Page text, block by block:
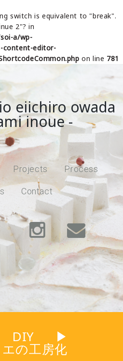
switch is equivalent to "break".
2"? in
a/wp-
content-editor-
on line 781
Projects Process
Contact
DIY ▶
の工房化